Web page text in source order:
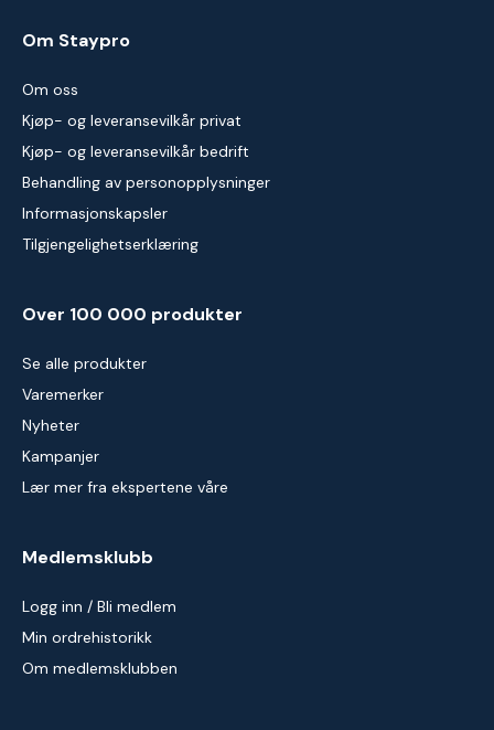
Om Staypro
Om oss
Kjøp- og leveransevilkår privat
Kjøp- og leveransevilkår bedrift
Behandling av personopplysninger
Informasjonskapsler
Tilgjengelighetserklæring
Over 100 000 produkter
Se alle produkter
Varemerker
Nyheter
Kampanjer
Lær mer fra ekspertene våre
Medlemsklubb
Logg inn / Bli medlem
Min ordrehistorikk
Om medlemsklubben